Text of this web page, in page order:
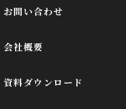
お問い合わせ
会社概要
資料ダウンロード